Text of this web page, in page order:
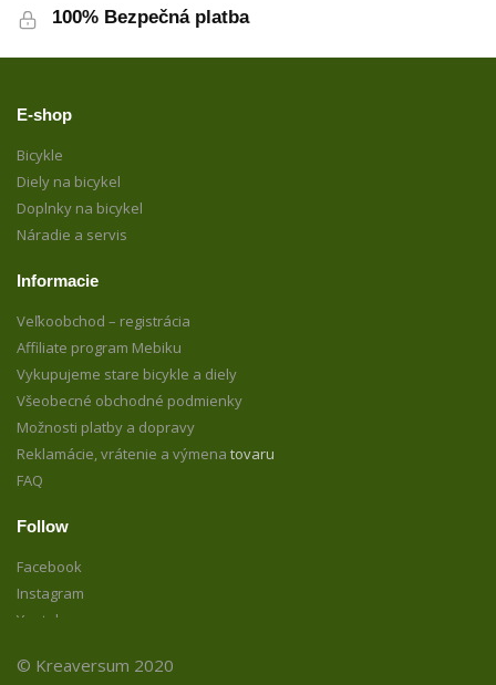
100% Bezpečná platba
E-shop
Bicykle
Diely na bicykel
Doplnky na bicykel
Náradie a servis
Informacie
Veľkoobchod – registrácia
Affiliate program Mebiku
Vykupujeme stare bicykle a diely
Všeobecné obchodné podmienky
Možnosti platby a dopravy
Reklamácie, vrátenie a výmena tovaru
FAQ
Follow
Facebook
Instagram
Youtube
© Kreaversum 2020